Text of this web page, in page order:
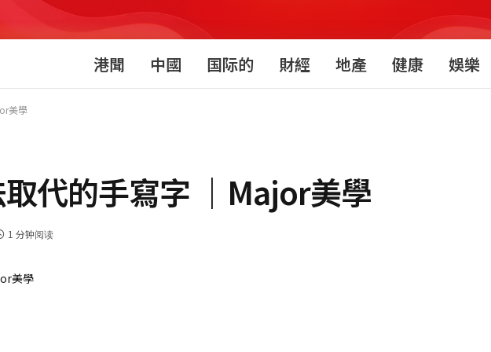
港聞 中國 国际的 財經 地產 健康 娛樂
美學
代的手寫字 ｜Major美學
1 分钟阅读